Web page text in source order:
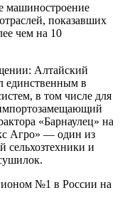
машиностроение
показавших
чем на 10
Алтайский
единственным в
в том числе для
«Барнаулец» на
Агро» — один из
сельхозтехники и
№1 в России на